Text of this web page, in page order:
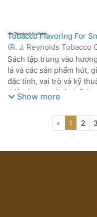
No Thumbnail Available
Tobacco Flavoring For
(R. J. Reynolds Tobacco
Leffingwell;Harvey J.
Sách tập trung vào
lá và các sản phẩm hút,
đặc tính, vai trò và kỹ
thiện hương vị và chất
Show more
« 1 (current)
2 3